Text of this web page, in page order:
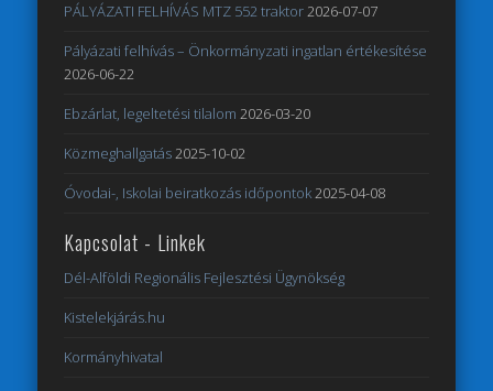
PÁLYÁZATI FELHÍVÁS MTZ 552 traktor2026-07-07
Pályázati felhívás – Önkormányzati ingatlan értékesítése
2026-06-22
Ebzárlat, legeltetési tilalom 2026-03-20
Közmeghallgatás2025-10-02
Óvodai-, Iskolai beiratkozás időpontok2025-04-08
Kapcsolat - Linkek
Dél-Alföldi Regionális Fejlesztési Ügynökség
Kistelekjárás.hu
Kormányhivatal